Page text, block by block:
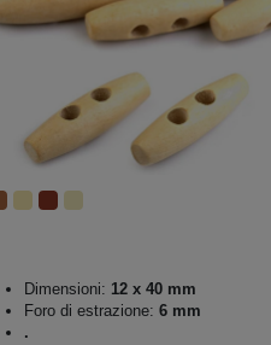
Dimensioni: 12 x 40 mm
Foro di estrazione: 6 mm
.